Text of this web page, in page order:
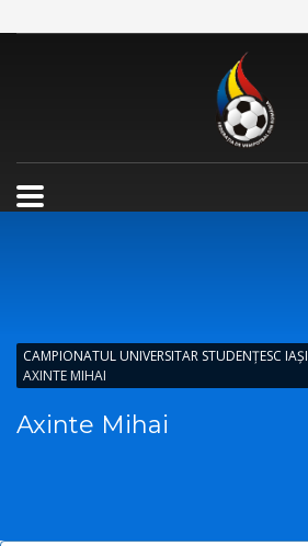
CAMPIONATUL UNIVERSITAR STUDENȚESC IAȘI
AXINTE MIHAI
Axinte Mihai